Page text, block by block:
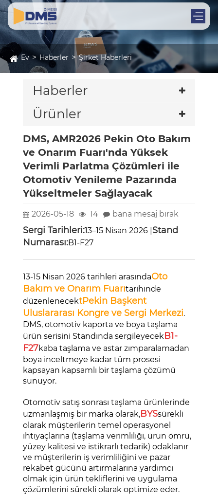
Ev Haberler Şirket Haberleri
Haberler
Ürünler
DMS, AMR2026 Pekin Oto Bakım
ve Onarım Fuarı'nda Yüksek
Verimli Parlatma Çözümleri ile
Otomotiv Yenileme Pazarında
Yükseltmeler Sağlayacak
2026-05-18 14 bana mesaj bırak
Sergi Tarihleri:13–15 Nisan 2026 | Stand
Numarası:B1-F27
13-15 Nisan 2026 tarihleri ​​arasındaOto
Bakım ve Onarım Fuarıtarihinde
düzenlenecektPekin Başkent
Uluslararası Kongre ve Sergi Merkezi.
DMS, otomotiv kaporta ve boya taşlama
ürün serisini Standında sergileyecekB1-
F27kaba taşlama ve astar zımparalamadan
boya inceltmeye kadar tüm prosesi
kapsayan kapsamlı bir taşlama çözümü
sunuyor.
Otomotiv satış sonrası taşlama ürünlerinde
uzmanlaşmış bir marka olarak,BYSsürekli
olarak müşterilerin temel operasyonel
ihtiyaçlarına (taşlama verimliliği, ürün ömrü,
yüzey kalitesi ve istikrarlı tedarik) odaklanır
ve müşterilerin iş verimliliğini ve pazar
rekabet gücünü artırmalarına yardımcı
olmak için ürün tekliflerini ve uygulama
çözümlerini sürekli olarak optimize eder.